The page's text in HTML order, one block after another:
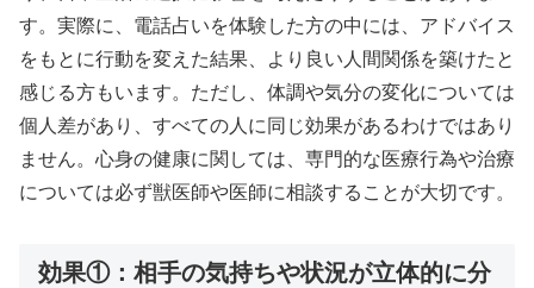
す。実際に、電話占いを体験した方の中には、アドバイス
をもとに行動を変えた結果、より良い人間関係を築けたと
感じる方もいます。ただし、体調や気分の変化については
個人差があり、すべての人に同じ効果があるわけではあり
ません。心身の健康に関しては、専門的な医療行為や治療
については必ず獣医師や医師に相談することが大切です。
効果①：相手の気持ちや状況が立体的に分